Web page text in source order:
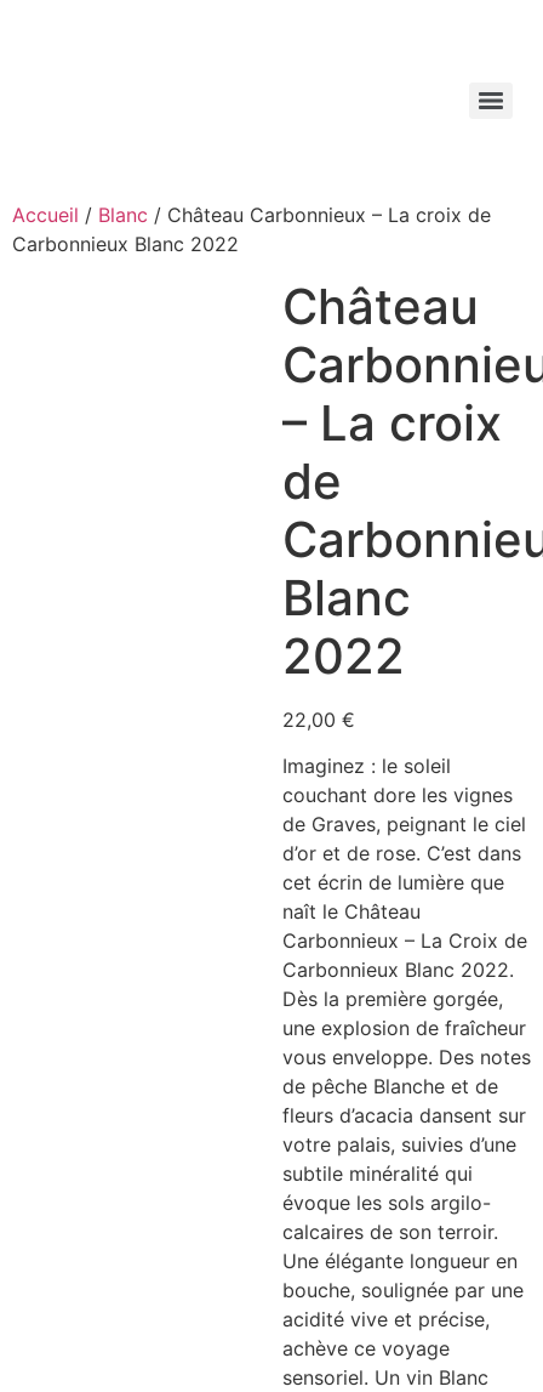
Accueil / Blanc / Château Carbonnieux – La croix de
Carbonnieux Blanc 2022
Château
– La croix
de
Blanc
2022
22,00 €
Imaginez : le soleil
couchant dore les vignes
de Graves, peignant le ciel
d’or et de rose. C’est dans
cet écrin de lumière que
naît le Château
Carbonnieux – La Croix de
Carbonnieux Blanc 2022.
Dès la première gorgée,
une explosion de fraîcheur
vous enveloppe. Des notes
de pêche Blanche et de
fleurs d’acacia dansent sur
votre palais, suivies d’une
subtile minéralité qui
évoque les sols argilo-
calcaires de son terroir.
Une élégante longueur en
bouche, soulignée par une
acidité vive et précise,
achève ce voyage
sensoriel. Un vin Blanc